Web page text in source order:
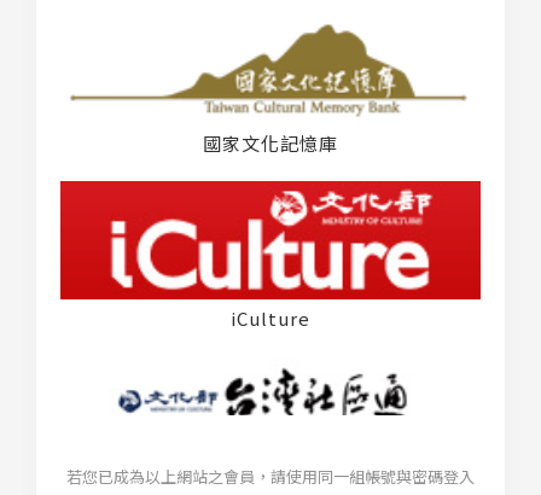
國家文化記憶庫
iCulture
若您已成為以上網站之會員，請使用同一組帳號與密碼登入